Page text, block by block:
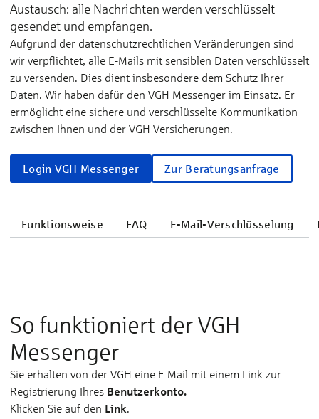
Austausch: alle Nachrichten werden verschlüsselt
gesendet und empfangen.
Aufgrund der datenschutzrechtlichen Veränderungen sind
wir verpflichtet, alle E-Mails mit sensiblen Daten verschlüsselt
zu versenden. Dies dient insbesondere dem Schutz Ihrer
Daten. Wir haben dafür den VGH Messenger im Einsatz. Er
ermöglicht eine sichere und verschlüsselte Kommunikation
zwischen Ihnen und der VGH Versicherungen.
Login VGH Messenger Zur Beratungsanfrage
Funktionsweise FAQ E-Mail-Verschlüsselung
So funktioniert der VGH
Messenger
Sie erhalten von der VGH eine E Mail mit einem Link zur
Registrierung Ihres Benutzerkonto.
Klicken Sie auf den Link.